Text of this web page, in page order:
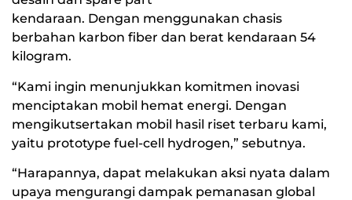
kendaraan. Dengan menggunakan chasis
berbahan karbon fiber dan berat kendaraan 54
kilogram.
“Kami ingin menunjukkan komitmen inovasi
menciptakan mobil hemat energi. Dengan
mengikutsertakan mobil hasil riset terbaru kami,
yaitu prototype fuel-cell hydrogen,” sebutnya.
“Harapannya, dapat melakukan aksi nyata dalam
upaya mengurangi dampak pemanasan global